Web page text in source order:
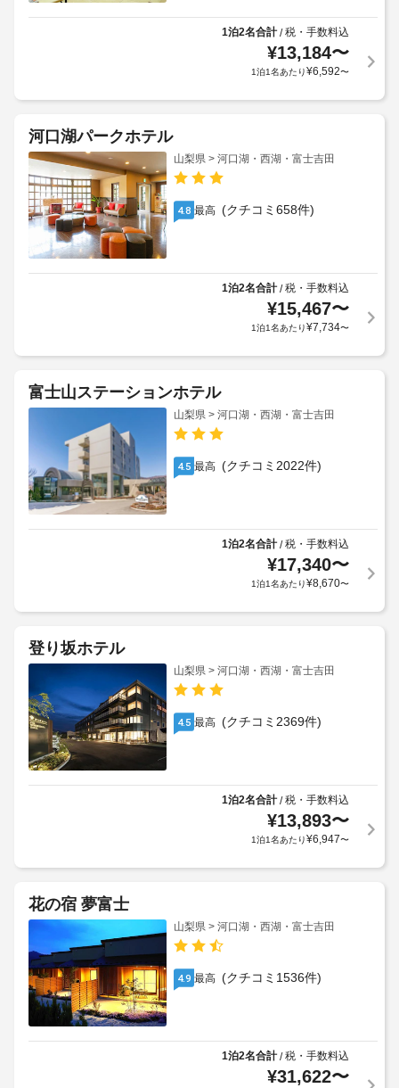
1泊2名合計/税・手数料込
¥13,184〜
1泊1名あたり¥6,592〜
河口湖パークホテル
山梨県 > 河口湖・西湖・富士吉田
4.8 最高 (クチコミ658件)
1泊2名合計/税・手数料込
¥15,467〜
1泊1名あたり¥7,734〜
富士山ステーションホテル
山梨県 > 河口湖・西湖・富士吉田
4.5 最高 (クチコミ2022件)
1泊2名合計/税・手数料込
¥17,340〜
1泊1名あたり¥8,670〜
登り坂ホテル
山梨県 > 河口湖・西湖・富士吉田
4.5 最高 (クチコミ2369件)
1泊2名合計/税・手数料込
¥13,893〜
1泊1名あたり¥6,947〜
花の宿 夢富士
山梨県 > 河口湖・西湖・富士吉田
4.9 最高 (クチコミ1536件)
1泊2名合計/税・手数料込
¥31,622〜